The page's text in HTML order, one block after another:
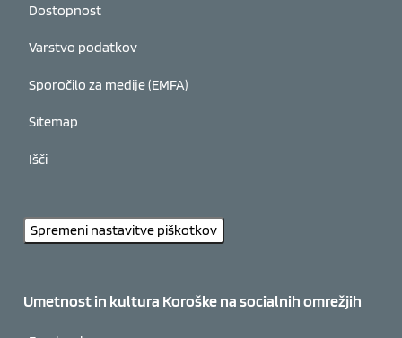
Dostopnost
Varstvo podatkov
Sporočilo za medije (EMFA)
Sitemap
Išči
Spremeni nastavitve piškotkov
Umetnost in kultura Koroške na socialnih omrežjih